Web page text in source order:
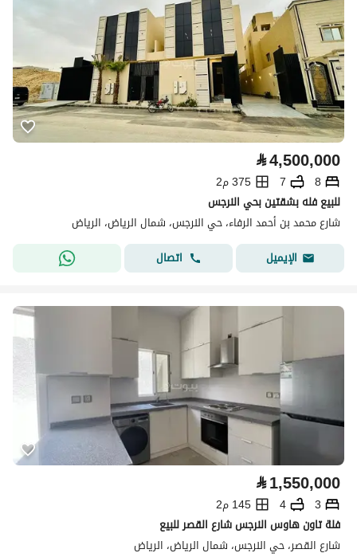
⃁4,500,000
8
7
375 م2
للبيع فله بشقتين بحي النرجس
شارع محمد بن أحمد الرفاء، حي النرجس، شمال الرياض، الرياض
الإيميل
اتصال
⃁1,550,000
3
4
145 م2
فلة تاون هاوس النرجس شارع القصر للبيع
شارع القصر، حي النرجس، شمال الرياض، الرياض